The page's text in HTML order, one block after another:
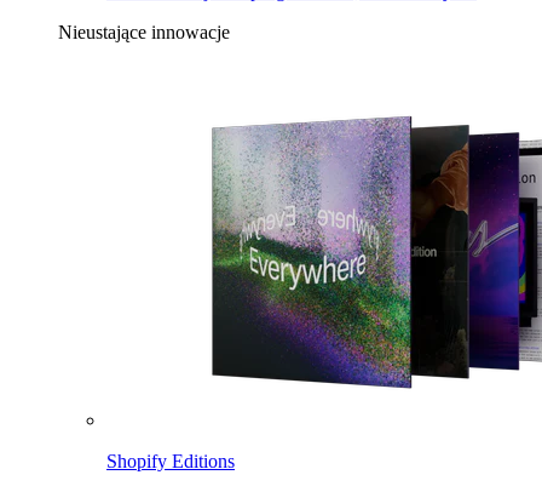
Nieustające innowacje
Shopify Editions